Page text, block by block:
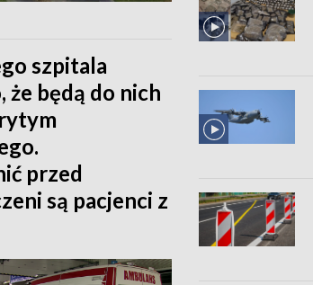
szpitala
będą do nich
przed
są pacjenci z